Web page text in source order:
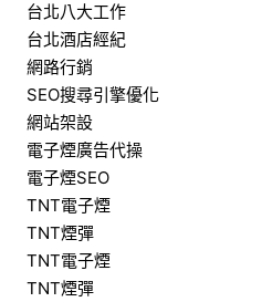
台北八大工作
台北酒店經紀
網路行銷
SEO搜尋引擎優化
網站架設
電子煙廣告代操
電子煙SEO
TNT電子煙
TNT煙彈
TNT電子煙
TNT煙彈